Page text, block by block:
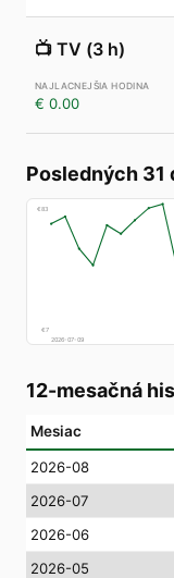
📺 TV (3 h)
€ 0.00
Posledných 31
€83
€7
2026-07-09
12-mesačná
Mesiac
2026-08
2026-07
2026-06
2026-05